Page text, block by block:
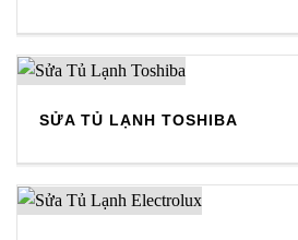
SỬA TỦ LẠNH TOSHIBA